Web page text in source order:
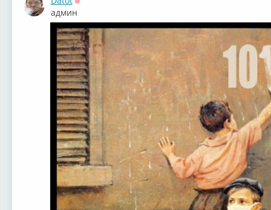
Оффлайн
админ